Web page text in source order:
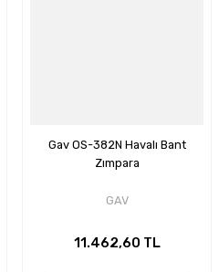
Gav OS-382N Havalı Bant
Zımpara
GAV
11.462,60 TL